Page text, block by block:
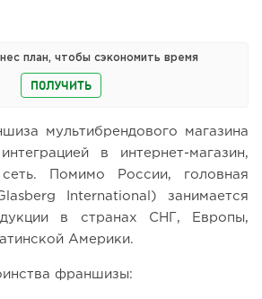
план, чтобы сэкономить время
ПОЛУЧИТЬ
мультибрендового магазина
в интернет-магазин,
Помимо России, головная
International) занимается
в странах СНГ, Европы,
Америки.
франшизы: